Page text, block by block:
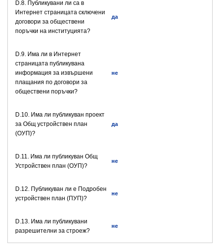
D.8. Публикувани ли са в
Интернет страницата сключени
договори за обществени
поръчки на институцията?
да
D.9. Има ли в Интернет
страницата публикувана
информация за извършени
плащания по договори за
обществени поръчки?
не
D.10. Има ли публикуван проект
за Общ устройствен план
(ОУП)?
да
D.11. Има ли публикуван Общ
Устройствен план (ОУП)?
не
D.12. Публикуван ли е Подробен
устройствен план (ПУП)?
не
D.13. Има ли публикувани
разрешителни за строеж?
не